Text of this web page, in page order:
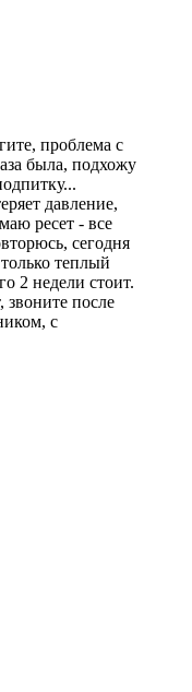
проблема с
была, подхожу
давление,
ресет - все
сегодня
теплый
2 недели стоит.
звоните после
с